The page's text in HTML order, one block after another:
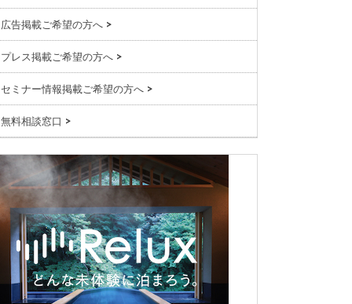
広告掲載ご希望の方へ >
プレス掲載ご希望の方へ >
セミナー情報掲載ご希望の方へ >
無料相談窓口 >